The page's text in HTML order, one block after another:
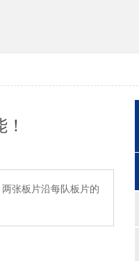
张板片沿每队板片的